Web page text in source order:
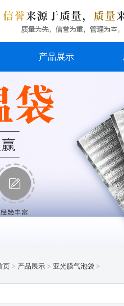
产品展示
页 > 产品展示 > 亚光膜气泡袋 >